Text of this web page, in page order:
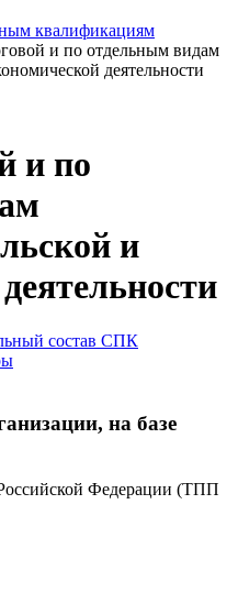
квалификациям
и по отдельным видам
деятельности
и по
и
состав СПК
на базе
Федерации (ТПП